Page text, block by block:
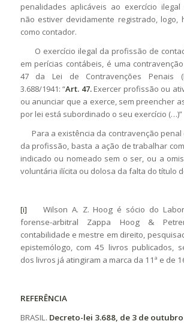
penalidades aplicáveis ao exercício
não estiver devidamente registrado, logo,
como contador.
O exercício ilegal da profissão de
em perícias contábeis, é uma
47 da Lei de Contravenções Penais
3.688/1941: “Art. 47.Exercer profissão ou
ou anunciar que a exerce, sem preencher
por lei está subordinado o seu exercício (…)”
Para a existência da contravenção penal
da profissão, basta a ação de trabalhar
indicado ou nomeado sem o ser, ou a
voluntária ilícita ou dolosa da falta do título
[i] Wilson A. Z. Hoog é sócio do
forense-arbitral Zappa Hoog &
contabilidade e mestre em direito,
epistemólogo, com 45 livros publicados,
dos livros já atingiram a marca da 11ª e de
REFERÊNCIA
BRASIL. Decreto-lei 3.688, de 3 de